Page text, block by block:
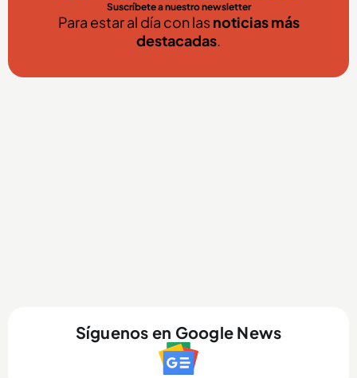
Suscríbete a nuestro newsletter
Para estar al día con lasnoticias más
destacadas.
Síguenos en Google News